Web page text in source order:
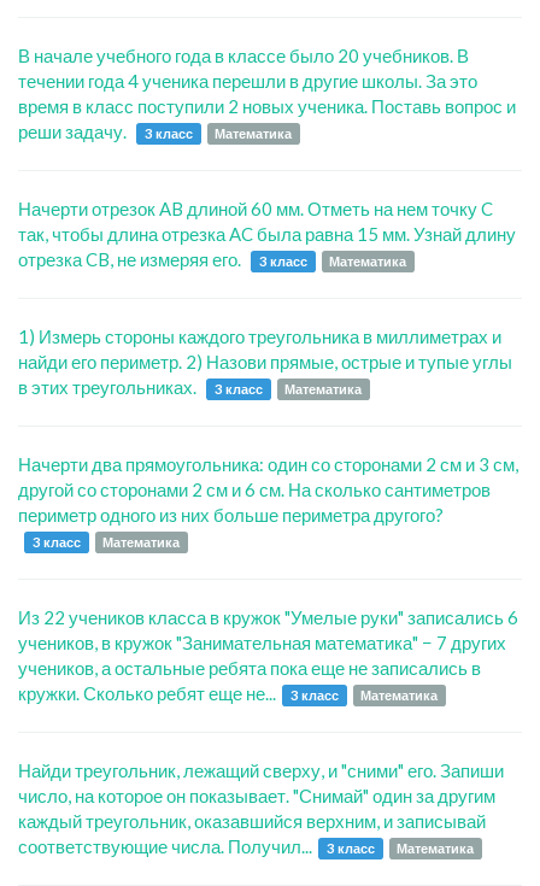
В начале учебного года в классе было 20 учебников. В
течении года 4 ученика перешли в другие школы. За это
время в класс поступили 2 новых ученика. Поставь вопрос и
реши задачу.
3 класс Математика
Начерти отрезок AB длиной 60 мм. Отметь на нем точку C
так, чтобы длина отрезка AC была равна 15 мм. Узнай длину
отрезка CB, не измеряя его.
3 класс Математика
1) Измерь стороны каждого треугольника в миллиметрах и
найди его периметр. 2) Назови прямые, острые и тупые углы
в этих треугольниках.
3 класс Математика
Начерти два прямоугольника: один со сторонами 2 см и 3 см,
другой со сторонами 2 см и 6 см. На сколько сантиметров
периметр одного из них больше периметра другого?
3 класс Математика
Из 22 учеников класса в кружок "Умелые руки" записались 6
учеников, в кружок "Занимательная математика" − 7 других
учеников, а остальные ребята пока еще не записались в
кружки. Сколько ребят еще не...
3 класс Математика
Найди треугольник, лежащий сверху, и "сними" его. Запиши
число, на которое он показывает. "Снимай" один за другим
каждый треугольник, оказавшийся верхним, и записывай
соответствующие числа. Получил...
3 класс Математика